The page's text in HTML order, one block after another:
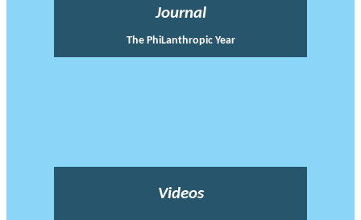
Journal
The PhiLanthropic Year
Videos